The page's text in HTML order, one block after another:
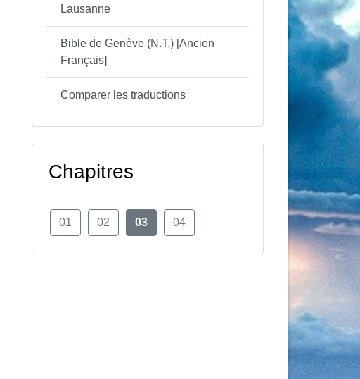
Lausanne
Bible de Genève (N.T.) [Ancien
Français]
Comparer les traductions
Chapitres
01 02 03 04